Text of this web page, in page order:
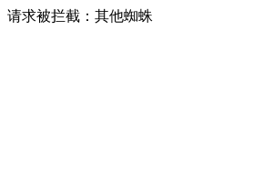
请求被拦截：其他蜘蛛